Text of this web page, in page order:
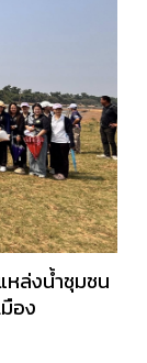
หล่งน้ำชุมชน
อง